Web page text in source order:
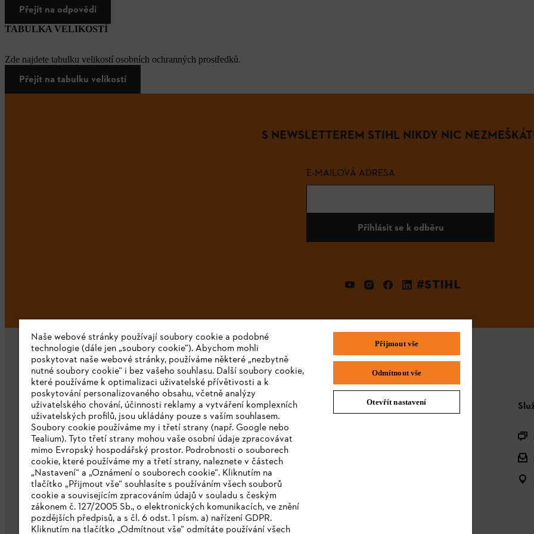
Přejít na odpovědi
TABULKA VELIKOSTÍ
Zde najdete tabulku velikostí osobních ochranných prostředků.
Přejít na tabulku velikostí
S NEWSLETTEREM STIHL NIKDY NIC
E-MAILOVÁ ADRESA
Přihlásit se k odběru
#STIHL
Společnost
O nás
Stáhnout katalog
Oznamovací systém STIHL
Naše webové stránky používají soubory cookie a podobné
technologie (dále jen „soubory cookie“). Abychom mohli
poskytovat naše webové stránky, používáme některé „nezbytně
nutné soubory cookie“ i bez vašeho souhlasu. Další soubory cookie,
které používáme k optimalizaci uživatelské přívětivosti a k
poskytování personalizovaného obsahu, včetně analýzy
uživatelského chování, účinnosti reklamy a vytváření komplexních
uživatelských profilů, jsou ukládány pouze s vaším souhlasem.
Soubory cookie používáme my i třetí strany (např. Google nebo
Tealium). Tyto třetí strany mohou vaše osobní údaje zpracovávat
mimo Evropský hospodářský prostor. Podrobnosti o souborech
cookie, které používáme my a třetí strany, naleznete v částech
„Nastavení“ a „Oznámení o souborech cookie“. Kliknutím na
tlačítko „Přijmout vše“ souhlasíte s používáním všech souborů
cookie a souvisejícím zpracováním údajů v souladu s českým
zákonem č. 127/2005 Sb., o elektronických komunikacích, ve znění
pozdějších předpisů, a s čl. 6 odst. 1 písm. a) nařízení GDPR.
Kliknutím na tlačítko „Odmítnout vše“ odmítáte používání všech
Přijmout vše
Odmítnout vše
Otevřít nastavení